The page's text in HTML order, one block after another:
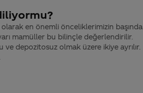
en önemli önceliklerimizin başında
mamüller bu bilinçle değerlendirilir.
depozitosuz olmak üzere ikiye ayrılır.